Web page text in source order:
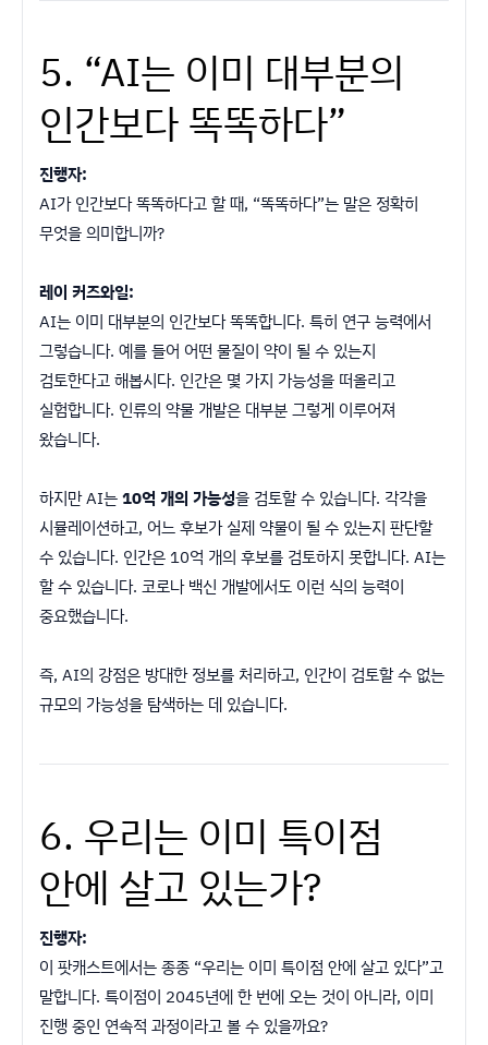
5. “AI는 이미 대부분의
인간보다 똑똑하다”
진행자:
AI가 인간보다 똑똑하다고 할 때, “똑똑하다”는 말은 정확히
무엇을 의미합니까?
레이 커즈와일:
AI는 이미 대부분의 인간보다 똑똑합니다. 특히 연구 능력에서
그렇습니다. 예를 들어 어떤 물질이 약이 될 수 있는지
검토한다고 해봅시다. 인간은 몇 가지 가능성을 떠올리고
실험합니다. 인류의 약물 개발은 대부분 그렇게 이루어져
왔습니다.
하지만 AI는10억 개의 가능성을 검토할 수 있습니다. 각각을
시뮬레이션하고, 어느 후보가 실제 약물이 될 수 있는지 판단할
수 있습니다. 인간은 10억 개의 후보를 검토하지 못합니다. AI는
할 수 있습니다. 코로나 백신 개발에서도 이런 식의 능력이
중요했습니다.
즉, AI의 강점은 방대한 정보를 처리하고, 인간이 검토할 수 없는
규모의 가능성을 탐색하는 데 있습니다.
6. 우리는 이미 특이점
안에 살고 있는가?
진행자:
이 팟캐스트에서는 종종 “우리는 이미 특이점 안에 살고 있다”고
말합니다. 특이점이 2045년에 한 번에 오는 것이 아니라, 이미
진행 중인 연속적 과정이라고 볼 수 있을까요?